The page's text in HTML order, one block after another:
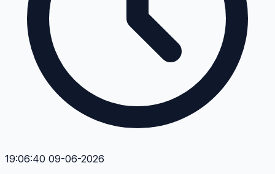
19:06:40 09-06-2026